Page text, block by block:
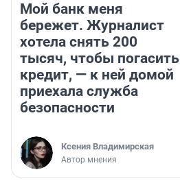
Мой банк меня
бережет. Журналист
хотела снять 200
тысяч, чтобы погасить
кредит, — к ней домой
приехала служба
безопасности
Ксения Владимирская
Автор мнения